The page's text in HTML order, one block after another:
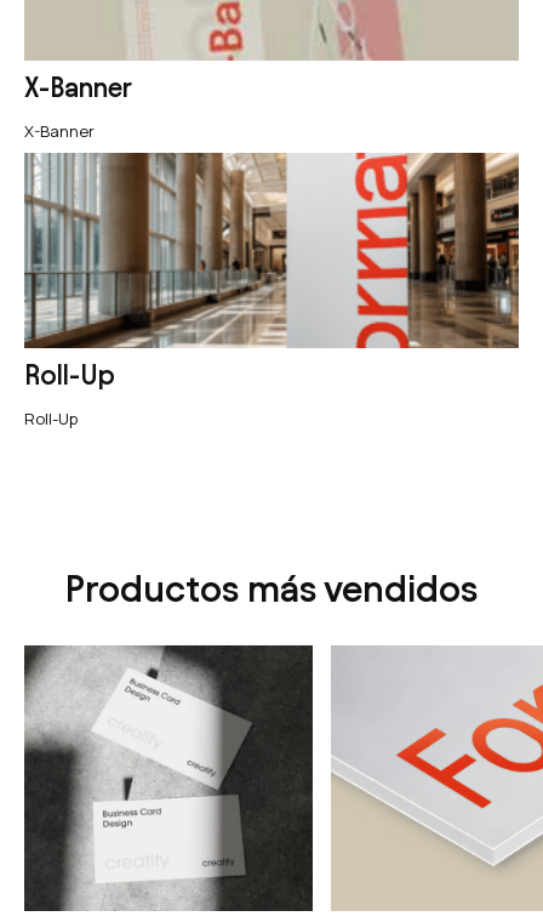
X-Banner
X-Banner
Roll-Up
Roll-Up
Productos más vendidos